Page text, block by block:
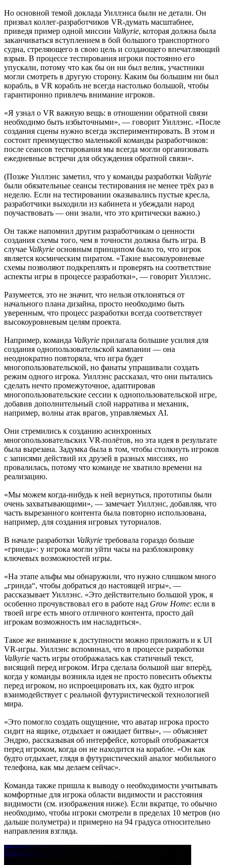
Но основной темой доклада Уиллэнса были не детали. Он
призвал коллег-разработчиков VR-думать масштабнее,
приведя пример одной миссии Valkyrie, которая должна была
заканчиваться вступлением в бой большого транспортного
судна, стреляющего в свою цель и создающего впечатляющий
взрыв. В процессе тестирования игроки постоянно его
упускали, потому что как бы он ни был велик, участники
могли смотреть в другую сторону. Каким бы большим ни был
корабль, в VR корабль не всегда настолько большой, чтобы
гарантиронно привлечь внимание игроков.
«Я узнал о VR важную вещь: в отношении обратной связи
необходимо быть избыточными», — говорит Уиллэнс. «После
создания сцены нужно всегда экспериментировать. В этом и
состоит преимущество маленькой команды разработчиков:
после сеансов тестирования мы всегда могли организовать
ежедневные встречи для обсуждения обратной связи».
(Позже Уиллэнс заметил, что у команды разработки Valkyrie
были обязательные сеансы тестирования не менее трёх раз в
неделю. Если на тестировании оказывались пустые кресла,
разработчики выходили из кабинета и убеждали народ
поучаствовать — они знали, что это критически важно.)
Он также напомнил другим разработчикам о ценности
создания схемы того, чем в точности должна быть игра. В
случае Valkyrie основным принципом было то, что игрок
является космическим пиратом. «Такие высокоуровневые
схемы позволяют подкреплять и проверять на соответствие
аспекты игры в процессе разработки», — говорит Уиллэнс.
Разумеется, это не значит, что нельзя отклоняться от
начального плана дизайна, просто необходимо быть
уверенным, что процесс разработки всегда соответствует
высокоуровневым целям проекта.
Например, команда Valkyrie прилагала большие усилия для
создания однопользовательской кампании — она
неоднократно повторяла, что игра будет
многопользовательской, но фанаты упрашивали создать
режим одного игрока. Уиллэнс рассказал, что они пытались
сделать нечто промежуточное, адаптировав
многопользовательские сессии к однопользовательской игре,
добавив дополнительный слой нарратива и механик,
например, волны атак врагов, управляемых AI.
Они стремились к созданию асинхронных
многопользовательских VR-полётов, но эта идея в результате
была вырезана. Задумка была в том, чтобы столкнуть игроков
с записями действий их друзей в разных миссиях, но
провалилась, потому что команде не хватило времени на
реализацию.
«Мы можем когда-нибудь к ней вернуться, прототипы были
очень захватывающими», — замечает Уиллэнс, добавляя, что
часть вырезанного контента была повторно использована,
например, для создания игровых туториалов.
В начале разработки Valkyrie требовала гораздо больше
«гринда»: у игрока могли уйти часы на разблокировку
ключевых возможностей игры.
«На этапе альфы мы обнаружили, что нужно слишком много
„гринда“, чтобы добраться до настоящей игры», —
рассказывает Уиллэнс. «Это действительно большой урок, я
особенно прочувствовал его в работе над Grow Home: если в
твоей игре есть много отличного контента, просто дай
игрокам возможность им насладиться».
Такое же внимание к доступности можно приложить и к UI
VR-игры. Уиллэнс вспоминал, что в процессе разработки
Valkyrie часть игры отображалась как статичный текст,
висящий перед игроком. Игра сделала большой шаг вперёд,
когда у команды возникла идея не просто повесить объекты
перед игроком, но испроецировать их, как будто игрок
взаимодействует с реальной футуристической технологией
мира.
«Это помогло создать ощущение, что аватар игрока просто
сидит на ящике, отдыхает и ожидает битвы», — объясняет
Эндрю, рассказывая об интерфейсе, который отображается
перед игроком, когда он не находится на корабле. «Он как
будто отдыхает, глядя в футуристический аналог мобильного
телефона, как мы делаем сейчас».
Команда также пришла к выводу о необходимости учитывать
комфортные для игрока области видимости и расстояния
видимости (см. изображения ниже). Если вкратце, то обычно
необходимо, чтобы игроки смотрели в пределах 10 метров (но
дальше полуметра) и примерно на 94 градуса относительно
направления взгляда.